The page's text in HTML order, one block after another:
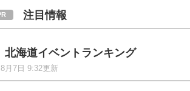
注目情報
北海道イベントランキング
8月7日 9:32更新